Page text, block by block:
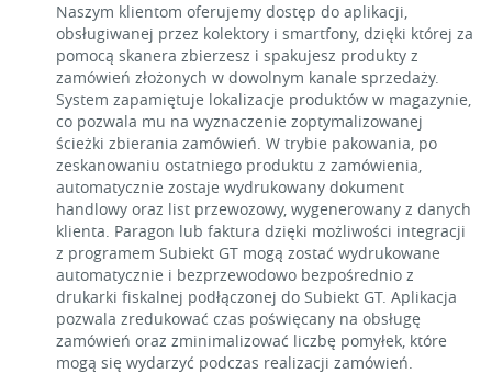
Naszym klientom oferujemy dostęp do aplikacji,
obsługiwanej przez kolektory i smartfony, dzięki której za
pomocą skanera zbierzesz i spakujesz produkty z
zamówień złożonych w dowolnym kanale sprzedaży.
System zapamiętuje lokalizacje produktów w magazynie,
co pozwala mu na wyznaczenie zoptymalizowanej
ścieżki zbierania zamówień. W trybie pakowania, po
zeskanowaniu ostatniego produktu z zamówienia,
automatycznie zostaje wydrukowany dokument
handlowy oraz list przewozowy, wygenerowany z danych
klienta. Paragon lub faktura dzięki możliwości integracji
z programem Subiekt GT mogą zostać wydrukowane
automatycznie i bezprzewodowo bezpośrednio z
drukarki fiskalnej podłączonej do Subiekt GT. Aplikacja
pozwala zredukować czas poświęcany na obsługę
zamówień oraz zminimalizować liczbę pomyłek, które
mogą się wydarzyć podczas realizacji zamówień.